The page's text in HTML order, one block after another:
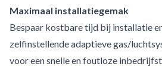
Maximaal installatiegemak
Bespaar kostbare tijd bij installatie
zelfinstellende adaptieve gas/
voor een snelle en foutloze